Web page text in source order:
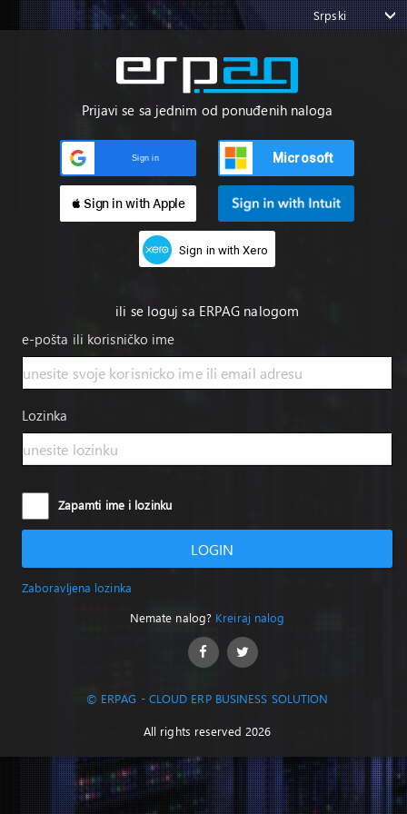
Srpski
Prijavi se sa jednim od ponuđenih naloga
Sign in Microsoft
 Sign in with Apple
Sign in with Xero
ili se loguj sa ERPAG nalogom
e-pošta ili korisničko ime
Lozinka
Zapamti ime i lozinku
LOGIN
Zaboravljena lozinka
Nemate nalog? Kreiraj nalog
© ERPAG - CLOUD ERP BUSINESS SOLUTION
All rights reserved 2026